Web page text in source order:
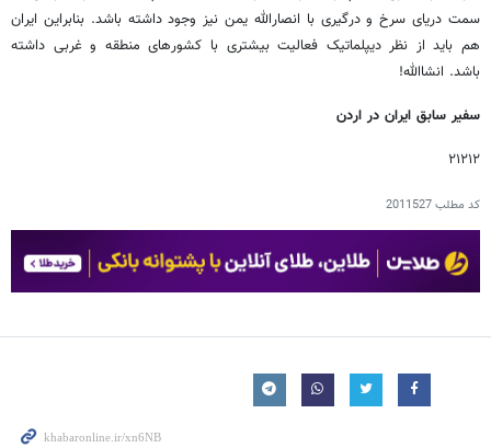
سمت دریای سرخ و درگیری با انصارالله یمن نیز وجود داشته باشد. بنابراین ایران
هم باید از نظر دیپلماتیک فعالیت بیشتری با کشورهای منطقه و غربی داشته
باشد. انشاالله!
سفیر سابق ایران در اردن
۲۱۲۱۲
کد مطلب2011527